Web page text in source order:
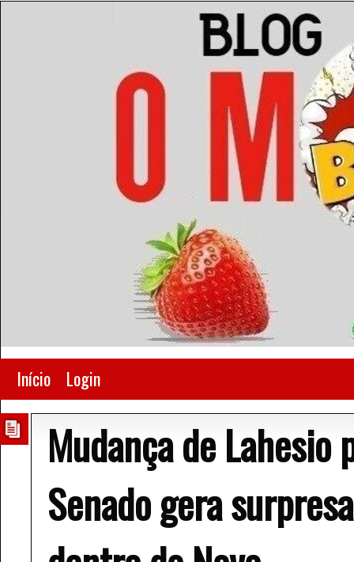
Início Login
Mudança de Lahesio
Senado gera